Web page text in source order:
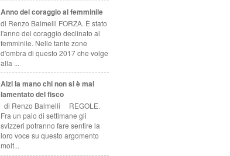
Anno del coraggio al femminile
di Renzo Balmelli FORZA. È stato
l'anno del coraggio declinato al
femminile. Nelle tante zone
d'ombra di questo 2017 che volge
alla ...
Alzi la mano chi non si è mai
lamentato del fisco
di Renzo Balmelli REGOLE.
Fra un paio di settimane gli
svizzeri potranno fare sentire la
loro voce su questo argomento
molt...